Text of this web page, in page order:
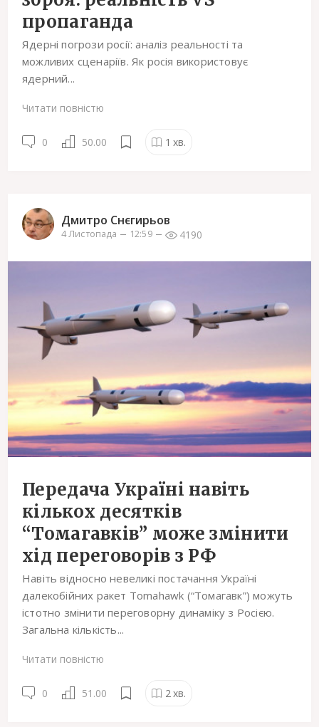
пропаганда
Ядерні погрози росії: аналіз реальності та
можливих сценаріїв. Як росія використовує
ядерний...
Читати повністю
0 50.00 1 хв.
Дмитро Снєгирьов
4 Листопада 12:59 4190
Передача Україні навіть
кількох десятків
“Томагавків” може змінити
хід переговорів з РФ
Навіть відносно невеликі постачання Україні
далекобійних ракет Tomahawk (“Томагавк”) можуть
істотно змінити переговорну динаміку з Росією.
Загальна кількість...
Читати повністю
0 51.00 2хв.